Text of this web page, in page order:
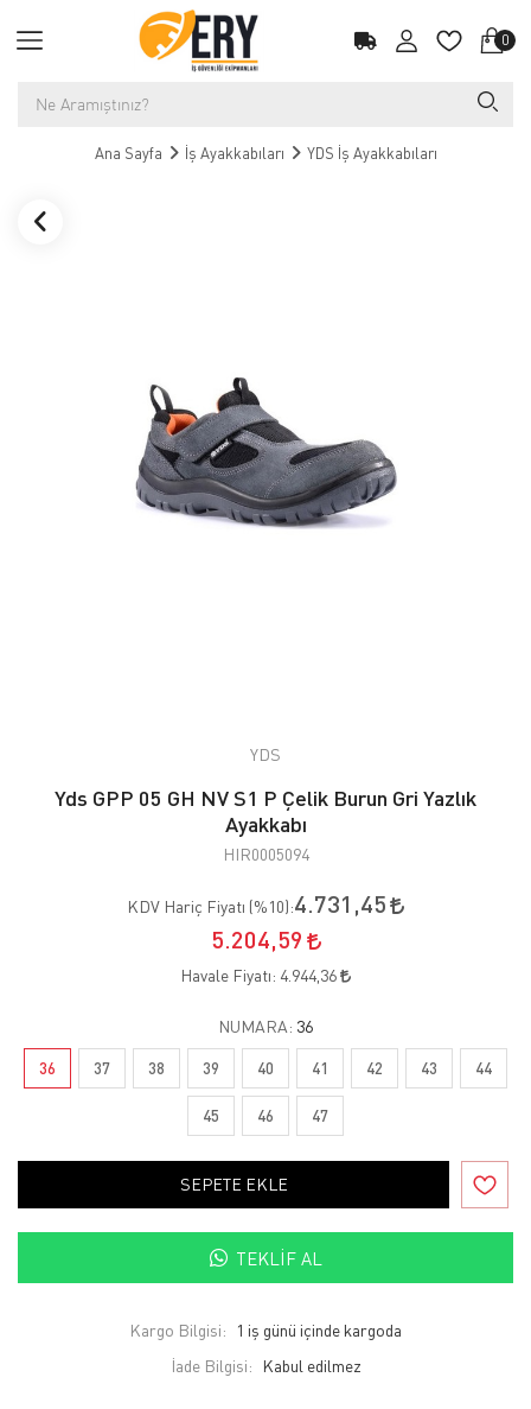
0
Ana Sayfa İş Ayakkabıları YDS İş Ayakkabıları
YDS
Yds GPP 05 GH NV S1 P Çelik Burun Gri Yazlık
Ayakkabı
HIR0005094
KDV Hariç Fiyatı (%10):4.731,45
5.204,59
Havale Fiyatı: 4.944,36
NUMARA: 36
36 37 38 39 40 41 42 43 44
45 46 47
SEPETE EKLE
TEKLIF AL
Kargo Bilgisi:
1 iş günü içinde kargoda
İade Bilgisi: